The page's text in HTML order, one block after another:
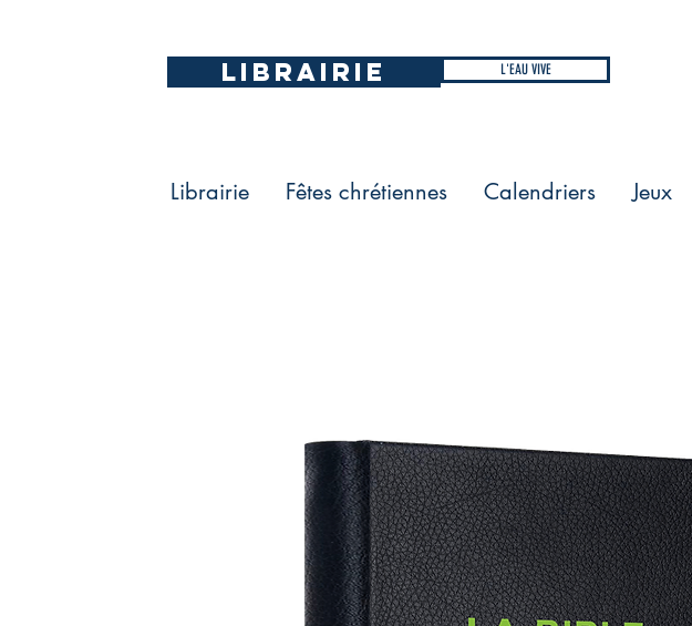
LIBRAIRIE L'EAU VIVE
Librairie Fêtes chrétiennes Calendriers Jeux